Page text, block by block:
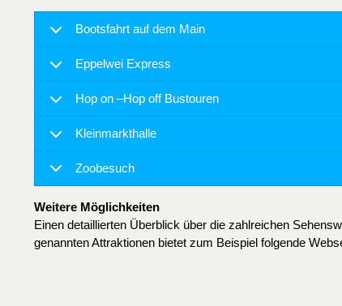
Bootsfahrt auf dem Main
Eppelwei Express
Hop on –Hop off Bustouren
Kleinmarkthalle
Zoobesuch
Weitere Möglichkeiten
Einen detaillierten Überblick über die zahlreichen
genannten Attraktionen bietet zum Beispiel folgende